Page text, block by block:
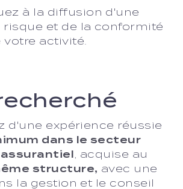
à la diffusion d'une
risque et de la conformité
votre activité.
d'une expérience réussie
dans le secteur
, acquise au
structure, avec une
la gestion et le conseil